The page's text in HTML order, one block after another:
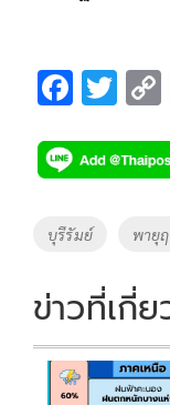
F
e
b
o
k
T
tt
er
Tags
บุรีรัมย์ พายุ
ข่าวที่เกี่